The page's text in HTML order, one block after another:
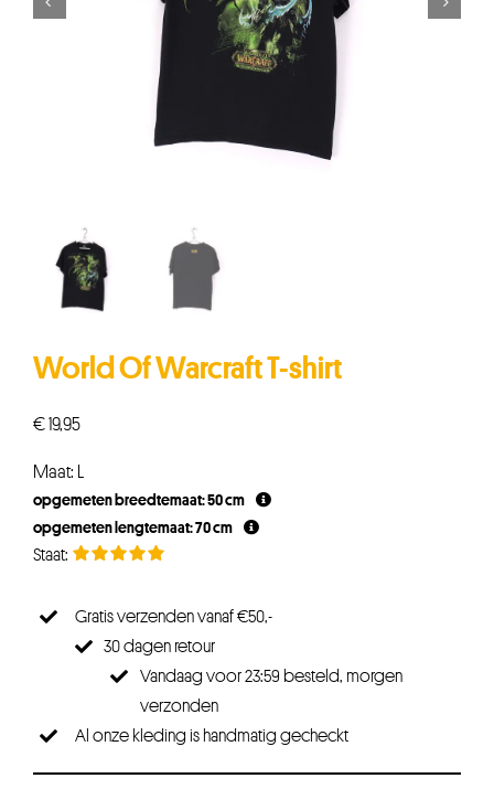
World Of Warcraft T-shirt
€19,95
Maat: L
opgemeten breedtemaat: 50 cm
opgemeten lengtemaat: 70 cm
Gratis verzenden vanaf €50,-
30 dagen retour
Vandaag voor 23:59 besteld, morgen
verzonden
Al onze kleding is handmatig gecheckt